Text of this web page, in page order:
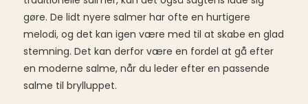
gøre. De lidt nyere salmer har ofte en hurtigere
melodi, og det kan igen være med til at skabe en glad
stemning. Det kan derfor være en fordel at gå efter
en moderne salme, når du leder efter en passende
salme til brylluppet.